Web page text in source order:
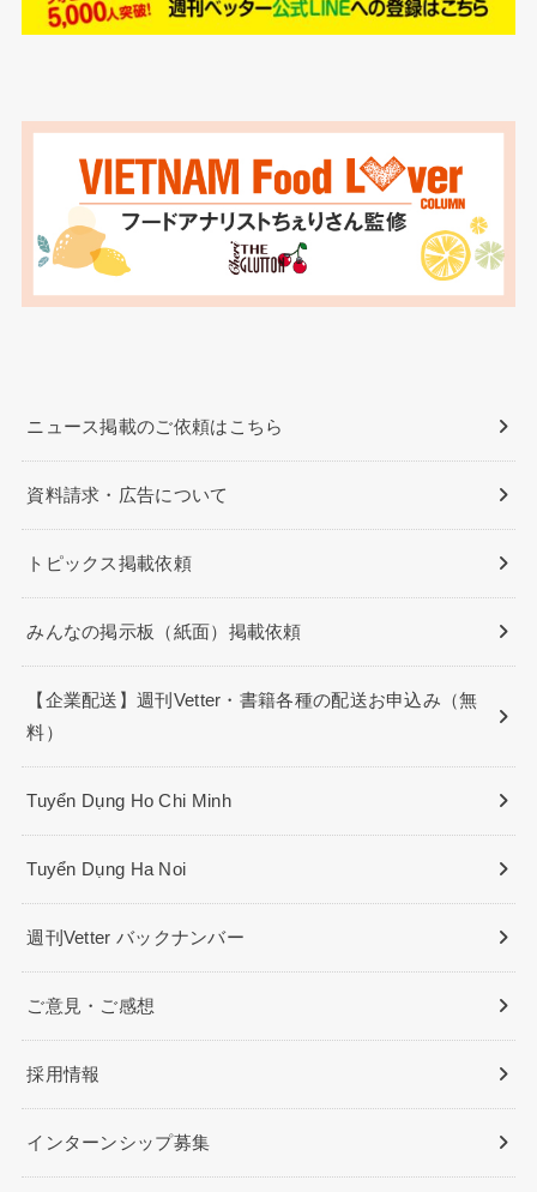
ニュース掲載のご依頼はこちら
資料請求・広告について
トピックス掲載依頼
みんなの掲示板（紙面）掲載依頼
【企業配送】週刊Vetter・書籍各種の配送お申込み（無
料）
Tuyển Dụng Ho Chi Minh
Tuyển Dụng Ha Noi
週刊Vetter バックナンバー
ご意見・ご感想
採用情報
インターンシップ募集